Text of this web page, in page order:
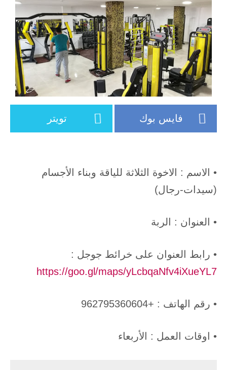
فايس بوك تويتر
• الاسم : الاخوة الثلاثة للياقة وبناء الأجسام
(سيدات-رجال)
• العنوان : الربة‎
• رابط العنوان على خرائط جوجل :
https://goo.gl/maps/yLcbqaNfv4iXueYL7
• رقم الهاتف : +962795360604
• اوقات العمل : الأربعاء